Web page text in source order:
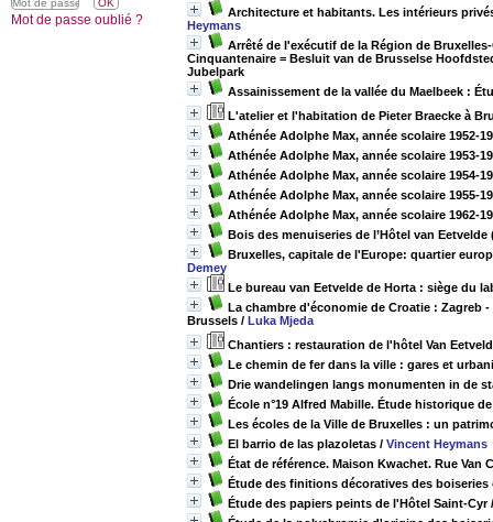
Architecture et habitants. Les intérieurs
Heymans
Arrêté de l'exécutif de la Région de
Cinquantenaire = Besluit van de Brusselse
Jubelpark
Assainissement de la vallée du Maelbeek :
L'atelier et l'habitation de Pieter Braecke à
Athénée Adolphe Max, année scolaire 1952-
Athénée Adolphe Max, année scolaire 1953-
Athénée Adolphe Max, année scolaire 1954-
Athénée Adolphe Max, année scolaire 1955-
Athénée Adolphe Max, année scolaire 1962-
Bois des menuiseries de l’Hôtel van
Bruxelles, capitale de l'Europe: quartier
Demey
Le bureau van Eetvelde de Horta : siège du
La chambre d'économie de Croatie : Zagreb
Brussels / Luka Mjeda
Chantiers : restauration de l'hôtel Van
Le chemin de fer dans la ville : gares et
Drie wandelingen langs monumenten in de
École n°19 Alfred Mabille. Étude historique
Les écoles de la Ville de Bruxelles : un
El barrio de las plazoletas / Vincent Heymans
État de référence. Maison Kwachet. Rue Van
Étude des finitions décoratives des boiseries
Étude des papiers peints de l'Hôtel Saint-Cyr
Mot de passe oublié ?